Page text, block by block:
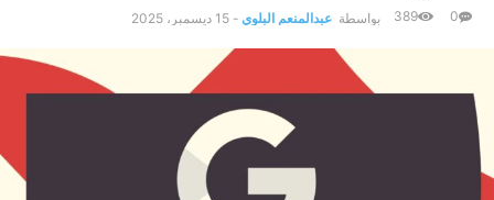
بواسطة عبدالمنعم البلوي - 15 ديسمبر، 2025 0
389